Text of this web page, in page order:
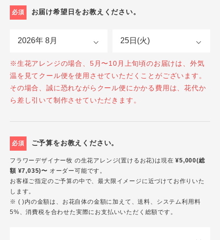
必須 お届け希望日をお教えください。
※生花アレンジの場合、5月〜10月上旬頃のお届けは、外気
温を見てクール便を使用させていただくことがございます。
その場合、誠に恐れながらクール便にかかる費用は、花代か
ら差し引いて制作させていただきます。
必須 ご予算をお教えください。
フラワーデザイナー牧 の生花アレンジ(置けるお花)は現在¥5,000(総
額 ¥7,035)〜 オーダー可能です。
お客様ご指定のご予算の中で、最大限イメージに近づけてお作りいた
します。
※ ( )内の金額は、お花自体の金額に加えて、送料、システム利用料
5%、消費税を合わせた実際にお支払いいただく総額です。